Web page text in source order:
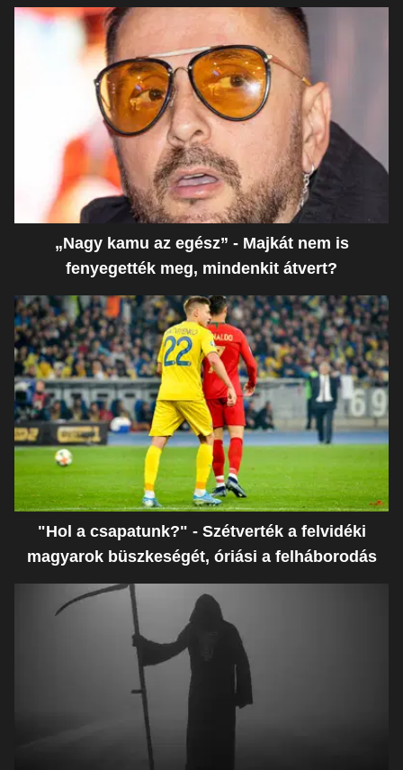
„Nagy kamu az egész” - Majkát nem is
fenyegették meg, mindenkit átvert?
"Hol a csapatunk?" - Szétverték a felvidéki
magyarok büszkeségét, óriási a felháborodás